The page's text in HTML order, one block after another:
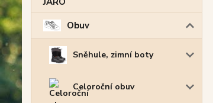
Obuv
Sněhule, zimní boty
Celoroční obuv